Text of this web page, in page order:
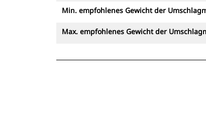
Min. empfohlenes Gewicht der
Max. empfohlenes Gewicht der